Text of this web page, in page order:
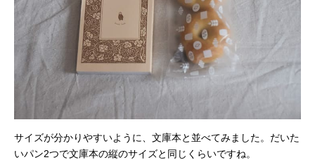
サイズが分かりやすいように、文庫本と並べてみました。だいた
いパン2つで文庫本の縦のサイズと同じくらいですね。